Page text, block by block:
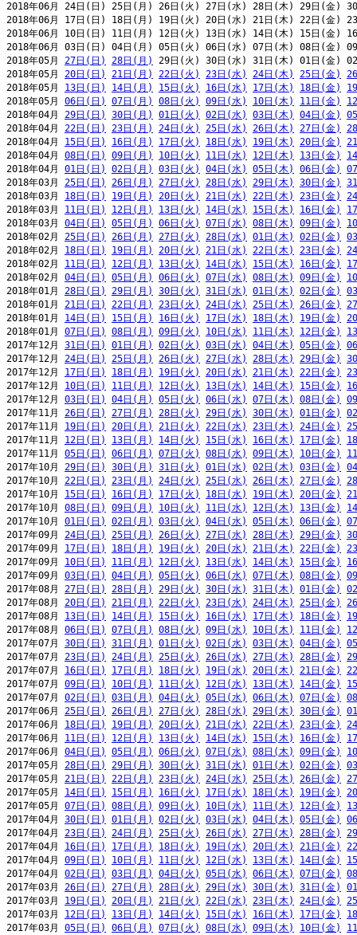
2018年06月 24日(日) 25日(月) 26日(火) 27日(水) 28日(木) 29日(金)
2018年06月 17日(日) 18日(月) 19日(火) 20日(水) 21日(木) 22日(金)
2018年06月 10日(日) 11日(月) 12日(火) 13日(水) 14日(木) 15日(金)
2018年06月 03日(日) 04日(月) 05日(火) 06日(水) 07日(木) 08日(金)
2018年05月 27日(日) 28日(月)
29日(火) 30日(水) 31日(木) 01日(金)
2018年05月 20日(日) 21日(月) 22日(火) 23日(水) 24日(木) 25日(金)
2018年05月 13日(日) 14日(月) 15日(火) 16日(水) 17日(木) 18日(金)
2018年05月 06日(日) 07日(月) 08日(火) 09日(水) 10日(木) 11日(金)
2018年04月 29日(日) 30日(月) 01日(火) 02日(水) 03日(木) 04日(金)
2018年04月 22日(日) 23日(月) 24日(火) 25日(水) 26日(木) 27日(金)
2018年04月 15日(日) 16日(月) 17日(火) 18日(水) 19日(木) 20日(金)
2018年04月 08日(日) 09日(月) 10日(火) 11日(水) 12日(木) 13日(金)
2018年04月 01日(日) 02日(月) 03日(火) 04日(水) 05日(木) 06日(金)
2018年03月 25日(日) 26日(月) 27日(火) 28日(水) 29日(木) 30日(金)
2018年03月 18日(日) 19日(月) 20日(火) 21日(水) 22日(木) 23日(金)
2018年03月 11日(日) 12日(月) 13日(火) 14日(水) 15日(木) 16日(金)
2018年03月 04日(日) 05日(月) 06日(火) 07日(水) 08日(木) 09日(金)
2018年02月 25日(日) 26日(月) 27日(火) 28日(水) 01日(木) 02日(金)
2018年02月 18日(日) 19日(月) 20日(火) 21日(水) 22日(木) 23日(金)
2018年02月 11日(日) 12日(月) 13日(火) 14日(水) 15日(木) 16日(金)
2018年02月 04日(日) 05日(月) 06日(火) 07日(水) 08日(木) 09日(金)
2018年01月 28日(日) 29日(月) 30日(火) 31日(水) 01日(木) 02日(金)
2018年01月 21日(日) 22日(月) 23日(火) 24日(水) 25日(木) 26日(金)
2018年01月 14日(日) 15日(月) 16日(火) 17日(水) 18日(木) 19日(金)
2018年01月 07日(日) 08日(月) 09日(火) 10日(水) 11日(木) 12日(金)
2017年12月 31日(日) 01日(月) 02日(火) 03日(水) 04日(木) 05日(金)
2017年12月 24日(日) 25日(月) 26日(火) 27日(水) 28日(木) 29日(金)
2017年12月 17日(日) 18日(月) 19日(火) 20日(水) 21日(木) 22日(金)
2017年12月 10日(日) 11日(月) 12日(火) 13日(水) 14日(木) 15日(金)
2017年12月 03日(日) 04日(月) 05日(火) 06日(水) 07日(木) 08日(金)
2017年11月 26日(日) 27日(月) 28日(火) 29日(水) 30日(木) 01日(金)
2017年11月 19日(日) 20日(月) 21日(火) 22日(水) 23日(木) 24日(金)
2017年11月 12日(日) 13日(月) 14日(火) 15日(水) 16日(木) 17日(金)
2017年11月 05日(日) 06日(月) 07日(火) 08日(水) 09日(木) 10日(金)
2017年10月 29日(日) 30日(月) 31日(火) 01日(水) 02日(木) 03日(金)
2017年10月 22日(日) 23日(月) 24日(火) 25日(水) 26日(木) 27日(金)
2017年10月 15日(日) 16日(月) 17日(火) 18日(水) 19日(木) 20日(金)
2017年10月 08日(日) 09日(月) 10日(火) 11日(水) 12日(木) 13日(金)
2017年10月 01日(日) 02日(月) 03日(火) 04日(水) 05日(木) 06日(金)
2017年09月 24日(日) 25日(月) 26日(火) 27日(水) 28日(木) 29日(金)
2017年09月 17日(日) 18日(月) 19日(火) 20日(水) 21日(木) 22日(金)
2017年09月 10日(日) 11日(月) 12日(火) 13日(水) 14日(木) 15日(金)
2017年09月 03日(日) 04日(月) 05日(火) 06日(水) 07日(木) 08日(金)
2017年08月 27日(日) 28日(月) 29日(火) 30日(水) 31日(木) 01日(金)
2017年08月 20日(日) 21日(月) 22日(火) 23日(水) 24日(木) 25日(金)
2017年08月 13日(日) 14日(月) 15日(火) 16日(水) 17日(木) 18日(金)
2017年08月 06日(日) 07日(月) 08日(火) 09日(水) 10日(木) 11日(金)
2017年07月 30日(日) 31日(月) 01日(火) 02日(水) 03日(木) 04日(金)
2017年07月 23日(日) 24日(月) 25日(火) 26日(水) 27日(木) 28日(金)
2017年07月 16日(日) 17日(月) 18日(火) 19日(水) 20日(木) 21日(金)
2017年07月 09日(日) 10日(月) 11日(火) 12日(水) 13日(木) 14日(金)
2017年07月 02日(日) 03日(月) 04日(火) 05日(水) 06日(木) 07日(金)
2017年06月 25日(日) 26日(月) 27日(火) 28日(水) 29日(木) 30日(金)
2017年06月 18日(日) 19日(月) 20日(火) 21日(水) 22日(木) 23日(金)
2017年06月 11日(日) 12日(月) 13日(火) 14日(水) 15日(木) 16日(金)
2017年06月 04日(日) 05日(月) 06日(火) 07日(水) 08日(木) 09日(金)
2017年05月 28日(日) 29日(月) 30日(火) 31日(水) 01日(木) 02日(金)
2017年05月 21日(日) 22日(月) 23日(火) 24日(水) 25日(木) 26日(金)
2017年05月 14日(日) 15日(月) 16日(火) 17日(水) 18日(木) 19日(金)
2017年05月 07日(日) 08日(月) 09日(火) 10日(水) 11日(木) 12日(金)
2017年04月 30日(日) 01日(月) 02日(火) 03日(水) 04日(木) 05日(金)
2017年04月 23日(日) 24日(月) 25日(火) 26日(水) 27日(木) 28日(金)
2017年04月 16日(日) 17日(月) 18日(火) 19日(水) 20日(木) 21日(金)
2017年04月 09日(日) 10日(月) 11日(火) 12日(水) 13日(木) 14日(金)
2017年04月 02日(日) 03日(月) 04日(火) 05日(水) 06日(木) 07日(金)
2017年03月 26日(日) 27日(月) 28日(火) 29日(水) 30日(木) 31日(金)
2017年03月 19日(日) 20日(月) 21日(火) 22日(水) 23日(木) 24日(金)
2017年03月 12日(日) 13日(月) 14日(火) 15日(水) 16日(木) 17日(金)
2017年03月 05日(日) 06日(月) 07日(火) 08日(水) 09日(木) 10日(金)